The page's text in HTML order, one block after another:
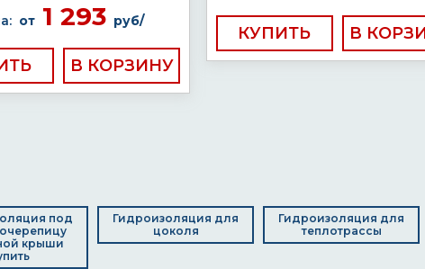
от 1 293 руб/
КУПИТЬ
под
крыши
Гидроизоляция для
цоколя
Гидроизоляция для
теплотрассы